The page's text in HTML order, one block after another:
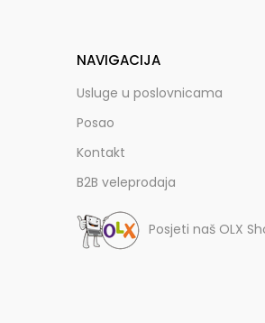
NAVIGACIJA
Usluge u poslovnicama
Posao
Kontakt
B2B veleprodaja
Posjeti naš OLX